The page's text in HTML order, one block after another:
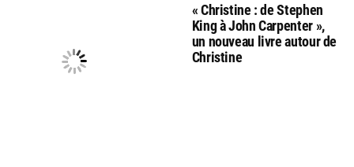
« Christine : de Stephen
King à John Carpenter »,
un nouveau livre autour de
Christine